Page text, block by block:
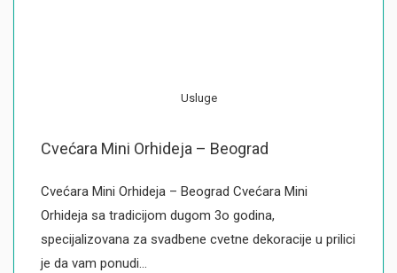
Usluge
Cvećara Mini Orhideja – Beograd
Cvećara Mini Orhideja – Beograd Cvećara Mini
Orhideja sa tradicijom dugom 3o godina,
specijalizovana za svadbene cvetne dekoracije u prilici
je da vam ponudi…